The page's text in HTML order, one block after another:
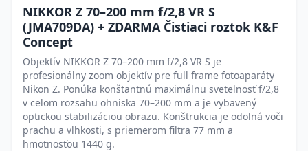
NIKKOR Z 70–200 mm f/2,8 VR S
(JMA709DA) + ZDARMA Čistiaci roztok K&F
Concept
Objektív NIKKOR Z 70–200 mm f/2,8 VR S je
profesionálny zoom objektív pre full frame fotoaparáty
Nikon Z. Ponúka konštantnú maximálnu svetelnosť f/2,8
v celom rozsahu ohniska 70–200 mm a je vybavený
optickou stabilizáciou obrazu. Konštrukcia je odolná voči
prachu a vlhkosti, s priemerom filtra 77 mm a
hmotnosťou 1440 g.